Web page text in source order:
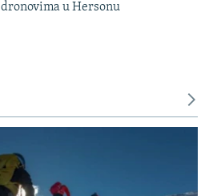
dronovima u Hersonu